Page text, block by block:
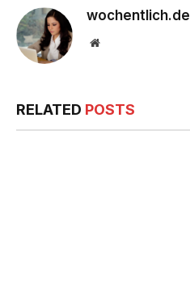
wochentlich.de
Website
RELATED POSTS